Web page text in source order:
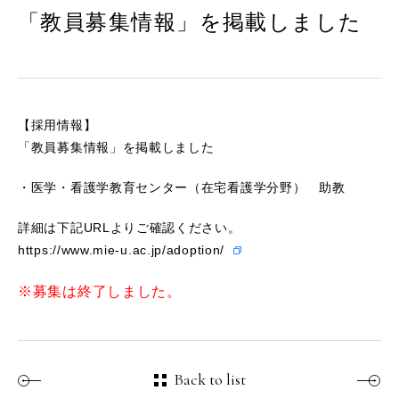
「教員募集情報」を掲載しました
【採用情報】
「教員募集情報」を掲載しました
・医学・看護学教育センター（在宅看護学分野） 助教
詳細は下記URLよりご確認ください。
https://www.mie-u.ac.jp/adoption/
※募集は終了しました。
Back to list